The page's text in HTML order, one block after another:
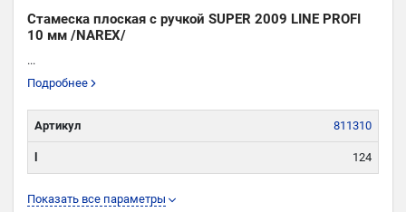
Стамеска плоская с ручкой SUPER 2009 LINE PROFI
10 мм /NAREX/
...
Подробнее
Показать все параметры
Артикул 811310
124